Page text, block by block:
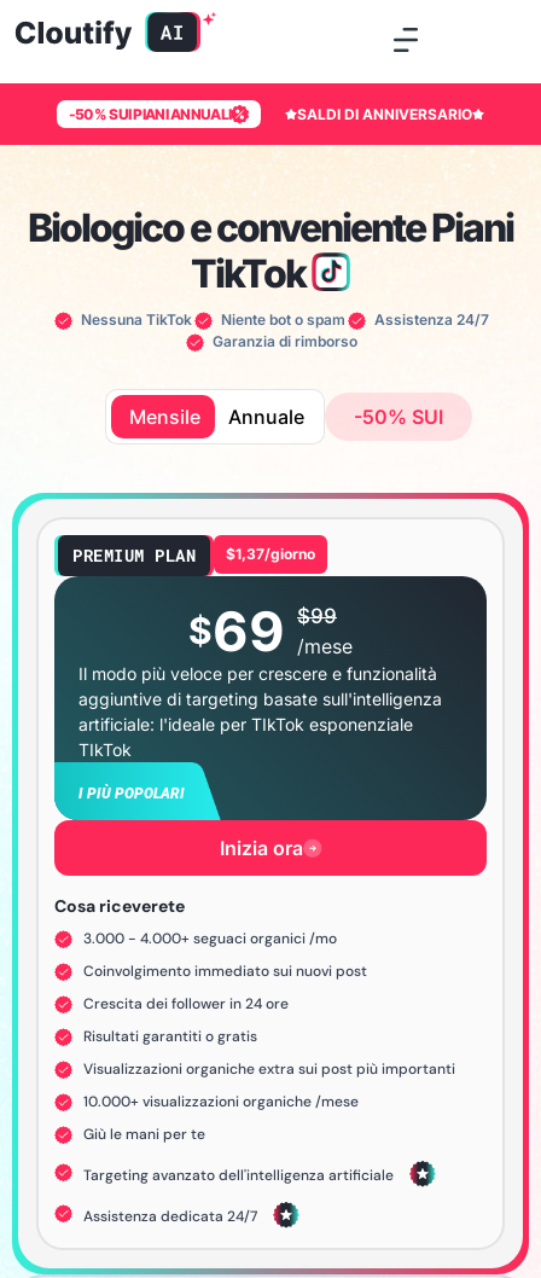
-50% SUI PIANI ANNUALI SALDI DI ANNIVERSARIO
Biologico e convenientePiani
TikTok
Nessuna TikTok Niente bot o spam
Assistenza 24/7
Garanzia di rimborso
Mensile Annuale -50% SUI
PREMIUM PLAN $1,37/giorno
$69 $99
/mese
Il modo più veloce per crescere e funzionalità
aggiuntive di targeting basate sull'intelligenza
artificiale: l'ideale per TIkTok esponenziale
TIkTok
I PIÙ POPOLARI
Inizia ora
Cosa riceverete
3.000 - 4.000+ seguaci organici /mo
Coinvolgimento immediato sui nuovi post
Crescita dei follower in 24 ore
Risultati garantiti o gratis
Visualizzazioni organiche extra sui post più importanti
10.000+ visualizzazioni organiche /mese
Giù le mani per te
Targeting avanzato dell'intelligenza artificiale
Assistenza dedicata 24/7